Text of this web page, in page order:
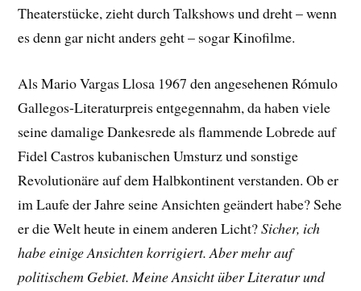
Theaterstücke, zieht durch Talkshows und dreht – wenn
es denn gar nicht anders geht – sogar Kinofilme.
Als Mario Vargas Llosa 1967 den angesehenen Rómulo
Gallegos-Literaturpreis entgegennahm, da haben viele
seine damalige Dankesrede als flammende Lobrede auf
Fidel Castros kubanischen Umsturz und sonstige
Revolutionäre auf dem Halbkontinent verstanden. Ob er
im Laufe der Jahre seine Ansichten geändert habe? Sehe
er die Welt heute in einem anderen Licht?Sicher, ich
habe einige Ansichten korrigiert. Aber mehr auf
politischem Gebiet. Meine Ansicht über Literatur und